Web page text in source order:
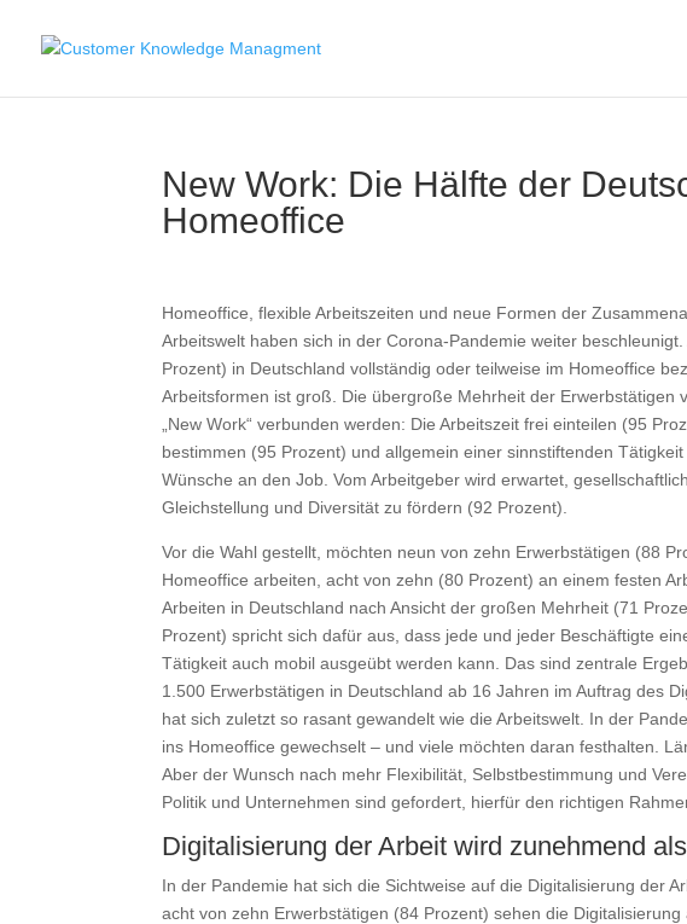
New Work: Die Hälfte der
Homeoffice
Homeoffice, flexible Arbeitszeiten und neue Formen der
Arbeitswelt haben sich in der Corona-Pandemie weiter
Prozent) in Deutschland vollständig oder teilweise im Homeoffice
Arbeitsformen ist groß. Die übergroße Mehrheit der Erwerbstätigen
„New Work“ verbunden werden: Die Arbeitszeit frei einteilen (95
bestimmen (95 Prozent) und allgemein einer sinnstiftenden
Wünsche an den Job. Vom Arbeitgeber wird erwartet,
Gleichstellung und Diversität zu fördern (92 Prozent).
Vor die Wahl gestellt, möchten neun von zehn Erwerbstätigen (88
Homeoffice arbeiten, acht von zehn (80 Prozent) an einem festen
Arbeiten in Deutschland nach Ansicht der großen Mehrheit (71
Prozent) spricht sich dafür aus, dass jede und jeder Beschäftigte
Tätigkeit auch mobil ausgeübt werden kann. Das sind zentrale
1.500 Erwerbstätigen in Deutschland ab 16 Jahren im Auftrag des
hat sich zuletzt so rasant gewandelt wie die Arbeitswelt. In der
ins Homeoffice gewechselt – und viele möchten daran festhalten.
Aber der Wunsch nach mehr Flexibilität, Selbstbestimmung und
Politik und Unternehmen sind gefordert, hierfür den richtigen
Digitalisierung der Arbeit wird zunehmend
In der Pandemie hat sich die Sichtweise auf die Digitalisierung der
acht von zehn Erwerbstätigen (84 Prozent) sehen die